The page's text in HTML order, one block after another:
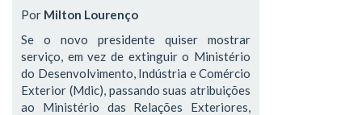
Por Milton Lourenço
Se o novo presidente quiser mostrar
serviço, em vez de extinguir o Ministério
do Desenvolvimento, Indústria e Comércio
Exterior (Mdic), passando suas atribuições
ao Ministério das Relações Exteriores,